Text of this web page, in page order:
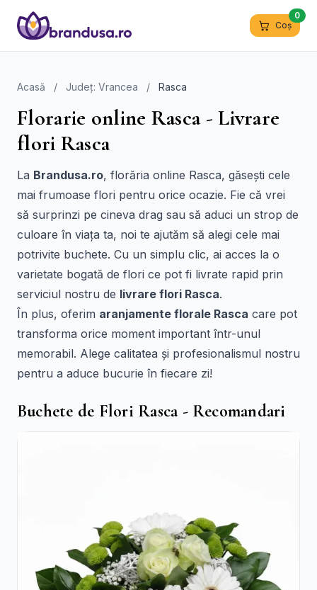
Coș
0
Acasă / Județ: Vrancea / Rasca
Florarie online Rasca - Livrare
flori Rasca
La Brandusa.ro, florăria online Rasca, găsești cele
mai frumoase flori pentru orice ocazie. Fie că vrei
să surprinzi pe cineva drag sau să aduci un strop de
culoare în viața ta, noi te ajutăm să alegi cele mai
potrivite buchete. Cu un simplu clic, ai acces la o
varietate bogată de flori ce pot fi livrate rapid prin
serviciul nostru de livrare flori Rasca.
În plus, oferim aranjamente florale Rasca care pot
transforma orice moment important într-unul
memorabil. Alege calitatea și profesionalismul nostru
pentru a aduce bucurie în fiecare zi!
Buchete de Flori Rasca - Recomandari